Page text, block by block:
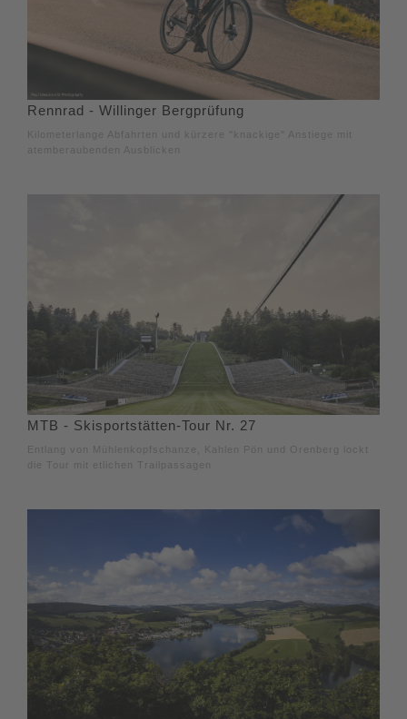
Rennrad - Willinger Bergprüfung
Kilometerlange Abfahrten und kürzere "knackige" Anstiege mit
atemberaubenden Ausblicken
MTB - Skisportstätten-Tour Nr. 27
Entlang von Mühlenkopfschanze, Kahlen Pön und Orenberg lockt
die Tour mit etlichen Trailpassagen